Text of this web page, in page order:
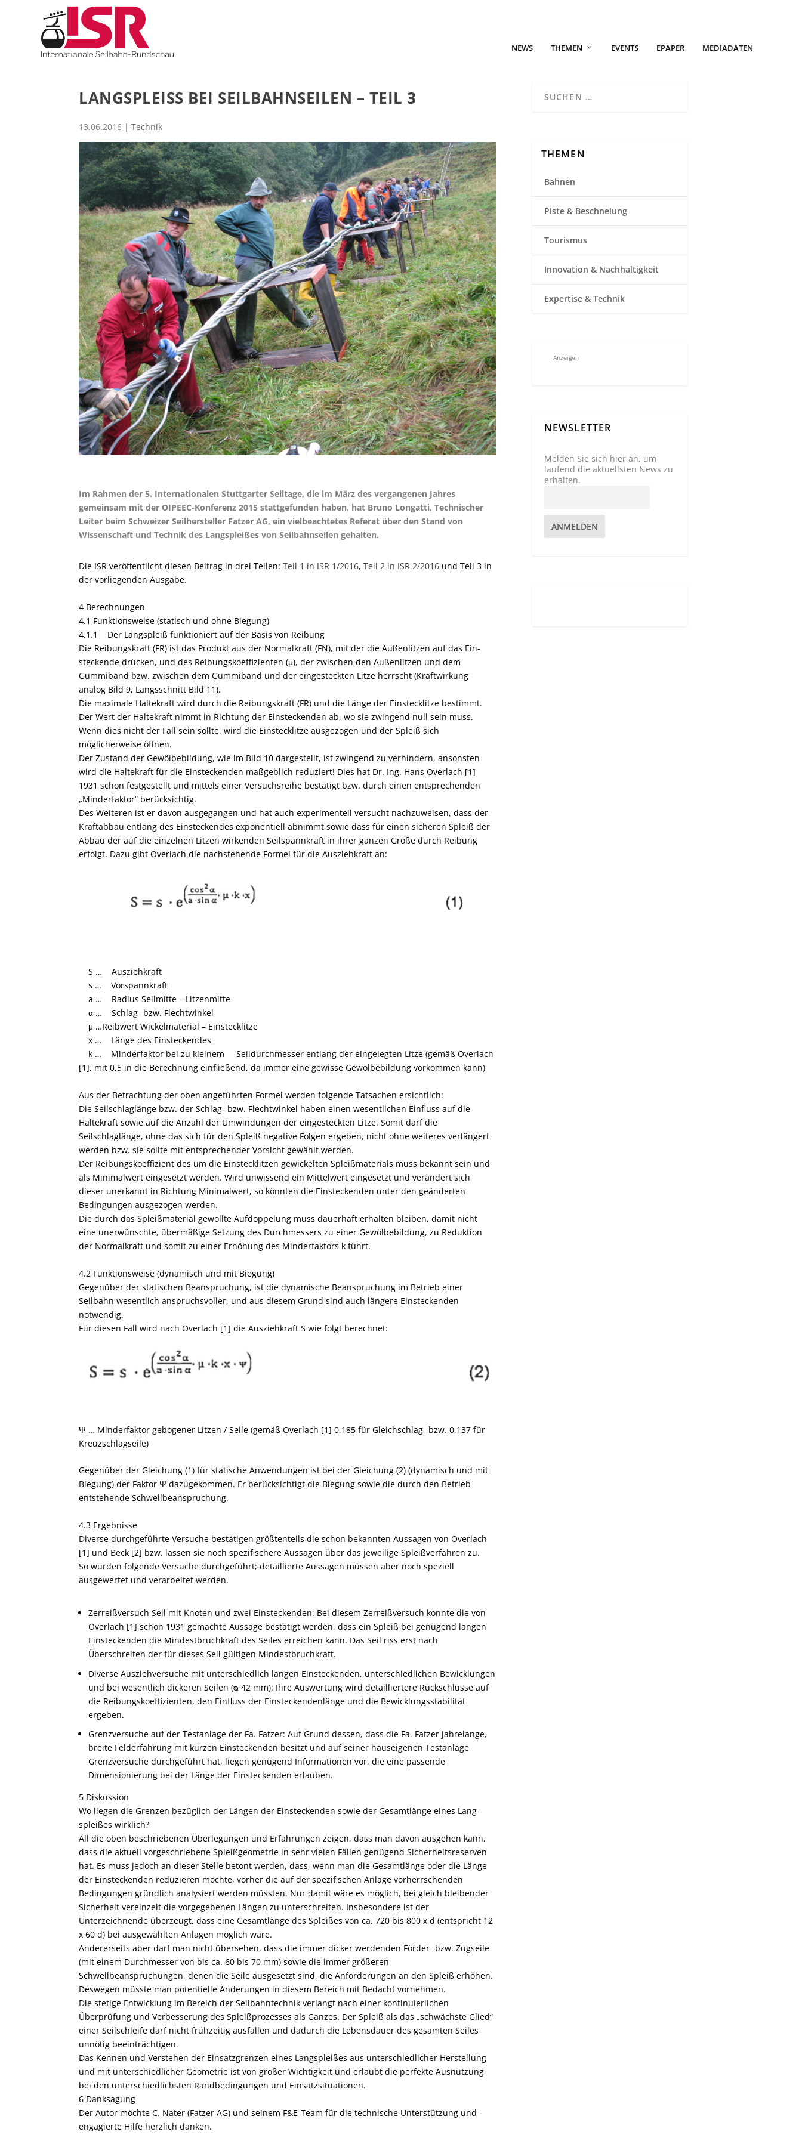
NEWS THEMEN EVENTS EPAPER MEDIADATEN
LANGSPLEISS BEI SEILBAHNSEILEN – TEIL 3
13.06.2016 | Technik
Im Rahmen der 5. Internationalen Stuttgarter Seiltage, die im März des vergan­genen Jahres
gemeinsam mit der OIPEEC-Konferenz 2015 stattgefunden haben, hat Bruno Longatti, Technischer
Leiter beim Schweizer Seilhersteller Fatzer AG, ein vielbeachtetes Referat über den Stand von
Wissenschaft und Technik des Langspleißes von Seilbahnseilen gehalten.
Die ISR veröffentlicht diesen Beitrag in drei Teilen: Teil 1 in ISR 1/2016, Teil 2 in ISR 2/2016 und Teil 3 in
der vorliegenden Ausgabe.
4 Berechnungen
4.1 Funktionsweise (statisch und ohne Biegung)
4.1.1 Der Langspleiß funktioniert auf der Basis von Reibung
Die Reibungskraft (FR) ist das Produkt aus der Normalkraft (FN), mit der die Außenlitzen auf das Ein­
steckende drücken, und des Reibungskoeffizienten (μ), der zwischen den Außenlitzen und dem
Gummiband bzw. zwischen dem Gummiband und der eingesteckten Litze herrscht (Kraftwirkung
analog Bild 9, Längsschnitt Bild 11).
Die maximale Haltekraft wird durch die Reibungskraft (FR) und die Länge der Einstecklitze bestimmt.
Der Wert der Haltekraft nimmt in Richtung der Einsteck­enden ab, wo sie zwingend null sein muss.
Wenn dies nicht der Fall sein sollte, wird die Einstecklitze ausgezogen und der Spleiß sich
möglicherweise öffnen.
Der Zustand der Gewölbebildung, wie im Bild 10 dargestellt, ist zwingend zu verhindern, ansonsten
wird die Haltekraft für die Einsteckenden maßgeblich reduziert! Dies hat Dr. Ing. Hans Overlach [1]
1931 schon festgestellt und mittels einer Versuchsreihe bestätigt bzw. durch einen entsprechenden
„Minderfaktor“ berücksichtig.
Des Weiteren ist er davon ausgegangen und hat auch experimentell versucht nachzuweisen, dass der
Kraftabbau entlang des Ein­steckendes exponentiell abnimmt sowie dass für einen sicheren Spleiß der
Abbau der auf die einzelnen Litzen wirkenden Seilspannkraft in ihrer ganzen Größe durch Reibung
erfolgt. Dazu gibt Overlach die nachstehende Formel für die Ausziehkraft an:
S … Ausziehkraft
s … Vorspannkraft
a … Radius Seilmitte – Litzenmitte
α … Schlag- bzw. Flechtwinkel
μ …Reibwert Wickelmaterial – Einstecklitze
x … Länge des Einsteckendes
k … Minderfaktor bei zu kleinem Seildurchmesser entlang der eingelegten Litze (gemäß Overlach
[1], mit 0,5 in die Berechnung einfließend, da immer eine gewisse Gewölbebildung vorkommen kann)
Aus der Betrachtung der oben angeführten Formel werden folgende Tatsachen ersichtlich:
Die Seilschlaglänge bzw. der Schlag- bzw. Flechtwinkel haben einen wesentlichen Einfluss auf die
Haltekraft sowie auf die Anzahl der Umwindungen der eingesteckten Litze. Somit darf die
Seilschlaglänge, ohne das sich für den Spleiß negative Folgen ergeben, nicht ohne weiteres verlängert
werden bzw. sie sollte mit entsprechender Vorsicht gewählt werden.
Der Reibungskoeffizient des um die Einstecklitzen gewickelten Spleißmaterials muss bekannt sein und
als Minimalwert eingesetzt werden. Wird unwissend ein Mittelwert eingesetzt und verändert sich
dieser unerkannt in Richtung Minimalwert, so könnten die Einsteckenden unter den geänderten
Bedingungen ausgezogen werden.
Die durch das Spleißmaterial gewollte Aufdoppelung muss dauerhaft erhalten bleiben, damit nicht
eine unerwünschte, übermäßige Setzung des Durchmessers zu einer Gewölbebildung, zu Reduktion
der Normalkraft und somit zu einer Erhöhung des Minderfaktors k führt.
4.2 Funktionsweise (dynamisch und mit Biegung)
Gegenüber der statischen Beanspruchung, ist die dynamische Beanspruchung im Betrieb einer
Seilbahn wesentlich anspruchsvoller, und aus diesem Grund sind auch längere Einsteckenden
notwendig.
Für diesen Fall wird nach Overlach [1] die Ausziehkraft S wie folgt berechnet:
Ψ … Minderfaktor gebogener Litzen / Seile (gemäß Overlach [1] 0,185 für Gleichschlag- bzw. 0,137 für
Kreuzschlagseile)
Gegenüber der Gleichung (1) für statische Anwendungen ist bei der Gleichung (2) (dynamisch und mit
Biegung) der Faktor Ψ dazugekommen. Er berücksichtigt die Biegung sowie die durch den Betrieb
entstehende Schwellbeanspruchung.
4.3 Ergebnisse
Diverse durchgeführte Versuche bestätigen größtenteils die schon bekannten Aussagen von Overlach
[1] und Beck [2] bzw. lassen sie noch spezifischere Aussagen über das jeweilige Spleißverfahren zu.
So wurden folgende Versuche durchgeführt; detaillierte Aussagen müssen aber noch speziell
ausgewertet und verarbeitet werden.
Zerreißversuch Seil mit Knoten und zwei Einsteckenden: Bei diesem Zerreißversuch konnte die von
Overlach [1] schon 1931 gemachte Aussage bestätigt werden, dass ein Spleiß bei genügend langen
Einsteckenden die Mindestbruchkraft des Seiles erreichen kann. Das Seil riss erst nach
Überschreiten der für dieses Seil gültigen Mindestbruchkraft.
Diverse Ausziehversuche mit unterschiedlich langen Einsteck­enden, unterschiedlichen Bewicklungen
und bei wesentlich dickeren Seilen (ᴓ 42 mm): Ihre Auswertung wird detailliertere Rückschlüsse auf
die Rei­bungs­ko­effizienten, den Einfluss der Einsteckendenlänge und die Bewicklungsstabilität
ergeben.
Grenzversuche auf der Testan­lage der Fa. Fatzer: Auf Grund dessen, dass die Fa. Fatzer jahrelange,
breite Felderfahrung mit kurzen Einsteckenden besitzt und auf seiner hauseigenen Testanlage
Grenzversuche durchgeführt hat, liegen genügend Informationen vor, die eine passende
Dimensionierung bei der Länge der Einsteckenden erlauben.
5 Diskussion
Wo liegen die Grenzen bezüglich der Längen der Einsteckenden sowie der Gesamtlänge eines Lang­
spleißes wirklich?
All die oben beschriebenen Überlegungen und Erfahrungen zeigen, dass man davon ausgehen kann,
dass die aktuell vorgeschriebene Spleißgeometrie in sehr vielen Fällen genügend Sicherheitsreserven
hat. Es muss jedoch an dieser Stelle betont werden, dass, wenn man die Gesamtlänge oder die Länge
der Einsteckenden reduzieren möchte, vorher die auf der spezifischen Anlage vorherrschenden
Bedingungen gründlich analysiert werden müssten. Nur damit wäre es möglich, bei gleich bleibender
Sicherheit vereinzelt die vorgegebenen Längen zu unterschreiten. Insbesondere ist der
Unterzeichnende überzeugt, dass eine Gesamtlänge des Spleißes von ca. 720 bis 800 x d (entspricht 12
x 60 d) bei ausgewählten Anlagen möglich wäre.
Andererseits aber darf man nicht übersehen, dass die immer dicker werdenden Förder- bzw. Zugseile
(mit einem Durchmesser von bis ca. 60 bis 70 mm) sowie die immer größeren
Schwellbeanspruchungen, denen die Seile ausgesetzt sind, die Anforderungen an den Spleiß erhöhen.
Deswegen müsste man potentielle Änderungen in diesem Bereich mit Bedacht vornehmen.
Die stetige Entwicklung im Bereich der Seilbahntechnik verlangt nach einer kontinuierlichen
Überprüfung und Verbesserung des Spleißprozesses als Ganzes. Der Spleiß als das „schwächste Glied“
einer Seilschleife darf nicht frühzeitig ausfallen und dadurch die Lebensdauer des gesamten Seiles
unnötig beeinträchtigen.
Das Kennen und Verstehen der Einsatzgrenzen eines Langspleißes aus unterschiedlicher Herstellung
und mit unterschiedlicher Geometrie ist von großer Wichtigkeit und erlaubt die perfekte Ausnutzung
bei den unterschiedlichsten Randbedingungen und Einsatzsituationen.
6 Danksagung
Der Autor möchte C. Nater (Fatzer AG) und seinem F&E-Team für die technische Unterstützung und ­
engagierte Hilfe herzlich danken.
THEMEN
Bahnen
Piste & Beschneiung
Tourismus
Innovation & Nachhaltigkeit
Expertise & Technik
Anzeigen
NEWSLETTER
Melden Sie sich hier an, um
laufend die aktuellsten News zu
erhalten.
ANMELDEN